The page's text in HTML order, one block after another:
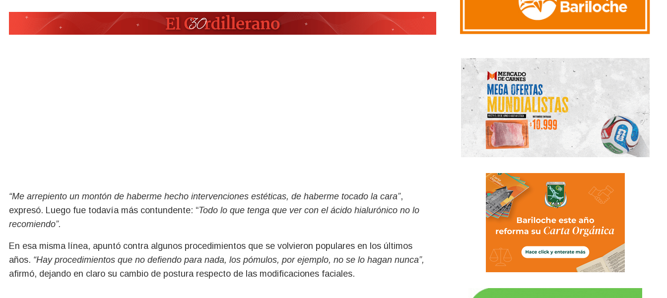
“Me arrepiento un montón de haberme hecho intervenciones estéticas, de haberme tocado la cara”,
expresó. Luego fue todavía más contundente: “Todo lo que tenga que ver con el ácido hialurónico no lo
recomiendo”.
En esa misma línea, apuntó contra algunos procedimientos que se volvieron populares en los últimos
años. “Hay procedimientos que no defiendo para nada, los pómulos, por ejemplo, no se lo hagan nunca”,
afirmó, dejando en claro su cambio de postura respecto de las modificaciones faciales.